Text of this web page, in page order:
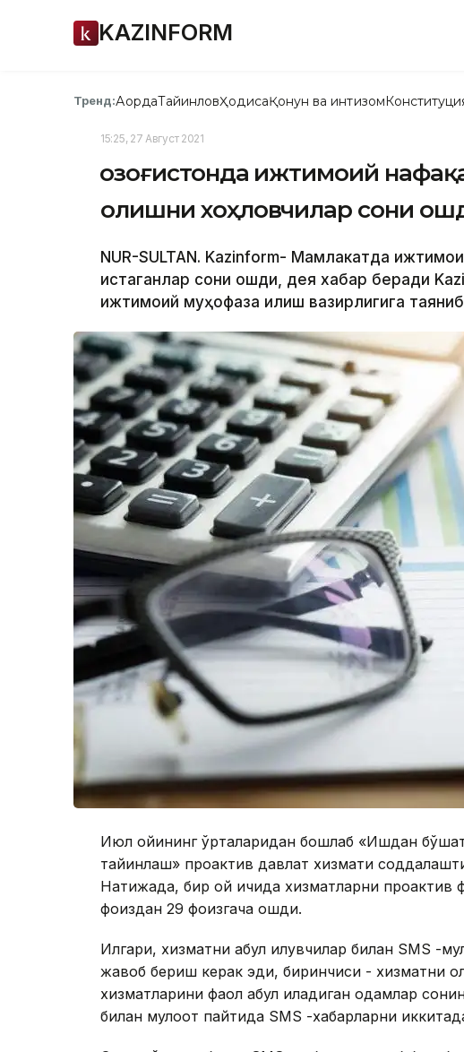
KAZINFORM
Тренд:АқордаТайинловҲодисаҚонун ва интизом
15:25, 27 Август 2021
Қозоғистонда ижтимоий
олишни хоҳловчилар сони
NUR-SULTAN. Kazinform- Мамлакатда
истаганлар сони ошди, дея хабар беради
ижтимоий муҳофаза қилиш вазирлигига
Июл ойининг ўрталаридан бошлаб «Ишдан
тайинлаш» проактив давлат хизмати
Натижада, бир ой ичида хизматларни проактив
фоиздан 29 фоизгача ошди.
Илгари, хизматни қабул қилувчилар билан SMS -
жавоб бериш керак эди, биринчиси - хизматни
хизматларини фаол қабул қиладиган одамлар
билан мулоқот пайтида SMS -хабарларни